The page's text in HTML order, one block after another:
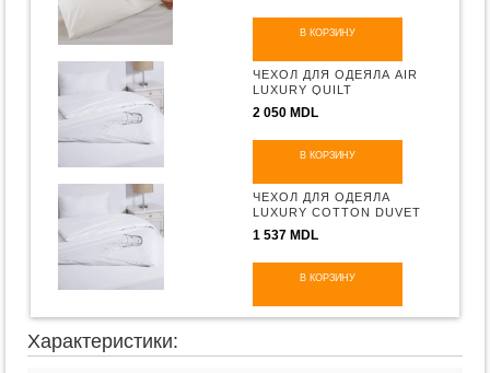
В КОРЗИНУ
ЧЕХОЛ ДЛЯ ОДЕЯЛА AIR
LUXURY QUILT
PROTECTOR
2 050 MDL
В КОРЗИНУ
ЧЕХОЛ ДЛЯ ОДЕЯЛА
LUXURY COTTON DUVET
PROTECTOR
1 537 MDL
В КОРЗИНУ
Характеристики: